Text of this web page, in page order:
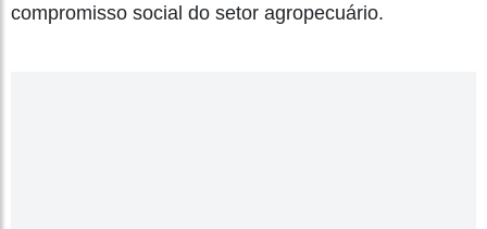
compromisso social do setor agropecuário.